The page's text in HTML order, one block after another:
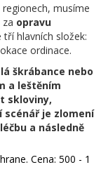
musíme
opravu
tří hlavních složek:
ordinace.
škrábance nebo
a leštěním
skloviny,
je zlomení
a následně
Cena: 500 - 1